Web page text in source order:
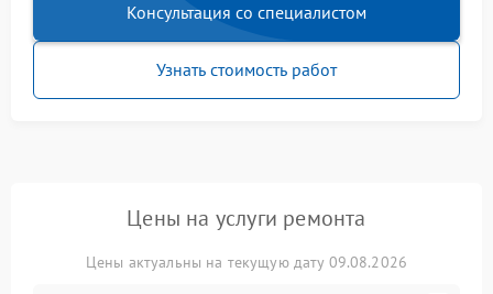
Консультация со специалистом
Узнать стоимость работ
Цены на услуги ремонта
Цены актуальны на текущую дату 09.08.2026